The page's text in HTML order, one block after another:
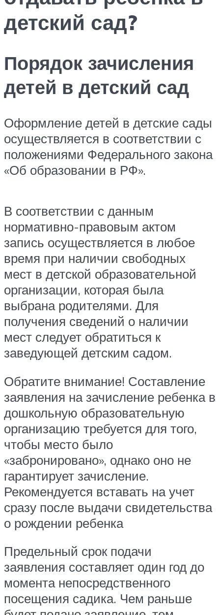
детский сад?
Порядок зачисления
детей в детский сад
Оформление детей в детские сады
осуществляется в соответствии с
положениями Федерального закона
«Об образовании в РФ».
В соответствии с данным
нормативно-правовым актом
запись осуществляется в любое
время при наличии свободных
мест в детской образовательной
организации, которая была
выбрана родителями. Для
получения сведений о наличии
мест следует обратиться к
заведующей детским садом.
Обратите внимание! Составление
заявления на зачисление ребенка в
дошкольную образовательную
организацию требуется для того,
чтобы место было
«забронировано», однако оно не
гарантирует зачисление.
Рекомендуется вставать на учет
сразу после выдачи свидетельства
о рождении ребенка
Предельный срок подачи
заявления составляет один год до
момента непосредственного
посещения садика. Чем раньше